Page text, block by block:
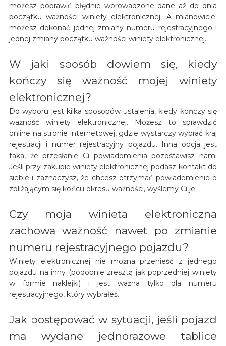
możesz poprawić błędnie wprowadzone dane aż do dnia
początku ważności winiety elektronicznej. A mianowicie:
możesz dokonać jednej zmiany numeru rejestracyjnego i
jednej zmiany początku ważności winiety elektronicznej.
W jaki sposób dowiem się, kiedy
kończy się ważność mojej winiety
elektronicznej?
Do wyboru jest kilka sposobów ustalenia, kiedy kończy się
ważność winiety elektronicznej. Możesz to sprawdzić
online na stronie internetowej, gdzie wystarczy wybrać kraj
rejestracji i numer rejestracyjny pojazdu. Inna opcja jest
taka, że przesłanie Ci powiadomienia pozostawisz nam.
Jeśli przy zakupie winiety elektronicznej podasz kontakt do
siebie i zaznaczysz, że chcesz otrzymać powiadomienie o
zbliżającym się końcu okresu ważności, wyślemy Ci je.
Czy moja winieta elektroniczna
zachowa ważność nawet po zmianie
numeru rejestracyjnego pojazdu?
Winiety elektronicznej nie można przenieść z jednego
pojazdu na inny (podobnie zresztą jak poprzedniej winiety
w formie naklejki) i jest ważna tylko dla numeru
rejestracyjnego, który wybrałeś.
Jak postępować w sytuacji, jeśli pojazd
ma wydane jednorazowe tablice